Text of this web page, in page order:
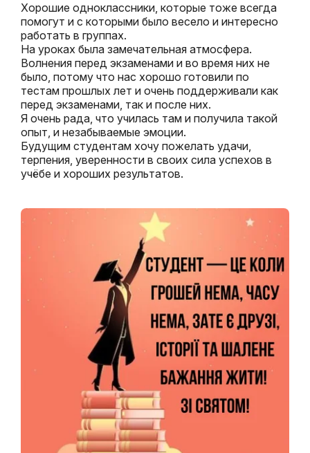
Хорошие одноклассники, которые тоже всегда
помогут и с которыми было весело и интересно
работать в группах.
На уроках была замечательная атмосфера.
Волнения перед экзаменами и во время них не
было, потому что нас хорошо готовили по
тестам прошлых лет и очень поддерживали как
перед экзаменами, так и после них.
Я очень рада, что училась там и получила такой
опыт, и незабываемые эмоции.
Будущим студентам хочу пожелать удачи,
терпения, уверенности в своих сила успехов в
учёбе и хороших результатов.